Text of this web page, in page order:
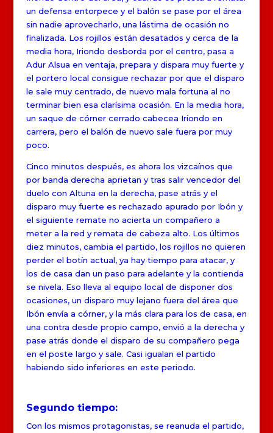
un defensa entorpece y el balón se pase por el área
sin nadie aprovecharlo, una lástima de ocasión no
finalizada. Los rojillos están desatados y cerca de la
media hora, Iriondo desborda por el centro, pasa a
Adur Alsua en ventaja, prepara y dispara muy fuerte y
el portero local consigue rechazar por que el disparo
le sale muy centrado, de nuevo mala fortuna al no
terminar bien esa clarísima ocasión. En la media hora,
un saque de córner cerrado cabecea Iriondo en
carrera, pero el balón de nuevo sale fuera por muy
poco.
Cinco minutos después, es ahora los vizcaínos que
por banda derecha aprietan y tras salir vencedor del
duelo con Altuna en la derecha, pase atrás y el
disparo muy fuerte es rechazado apurado por Ibón y
el siguiente remate no acierta un compañero a
meter a la red y remata de cabeza alto. Los últimos
diez minutos, cambia el partido, los rojillos no quieren
perder el botín actual, ya hay tiempo para atacar, y
los de casa dan un paso para adelante y la contienda
se nivela. Eso lleva al equipo local de disponer dos
ocasiones, un disparo muy lejano fuera del área que
Ibón envía a córner, y la más clara para los de casa, en
una contra desde propio campo, envió a la derecha y
pase atrás donde el disparo de su compañero pega
en el poste largo y sale. Casi igualan el partido
habiendo sido inferiores en este periodo.
Segundo tiempo:
Con los mismos protagonistas, se reanuda el partido,